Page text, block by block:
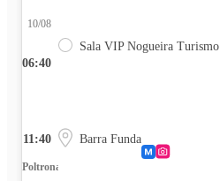
06:40
10/08
Sala VIP Nogueira Turismo
11:40 Barra Funda
Poltrona